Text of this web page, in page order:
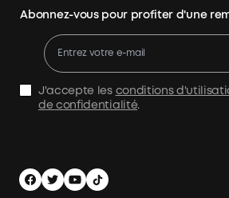
kit panneau solaire
panneau solaire plug and play
Batterie Solaire
Panneau Solaire Camping-Car
Jusqu'à 100 € Cashback
Process a Warranty
Avis de confidentialité
Mentions légales
Abonnez-vous pour profiter d'une
J'accepte les conditions
de confidentialité.